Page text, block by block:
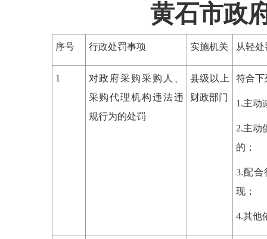
黄石市政
序号 行政处罚事项 实施机关 从轻
1
对政府采购采购人、
采购代理机构违法违
规行为的处罚
县级以上
财政部门
符合下
1.主动
2.主动
的；
3.配合
现；
4.其他